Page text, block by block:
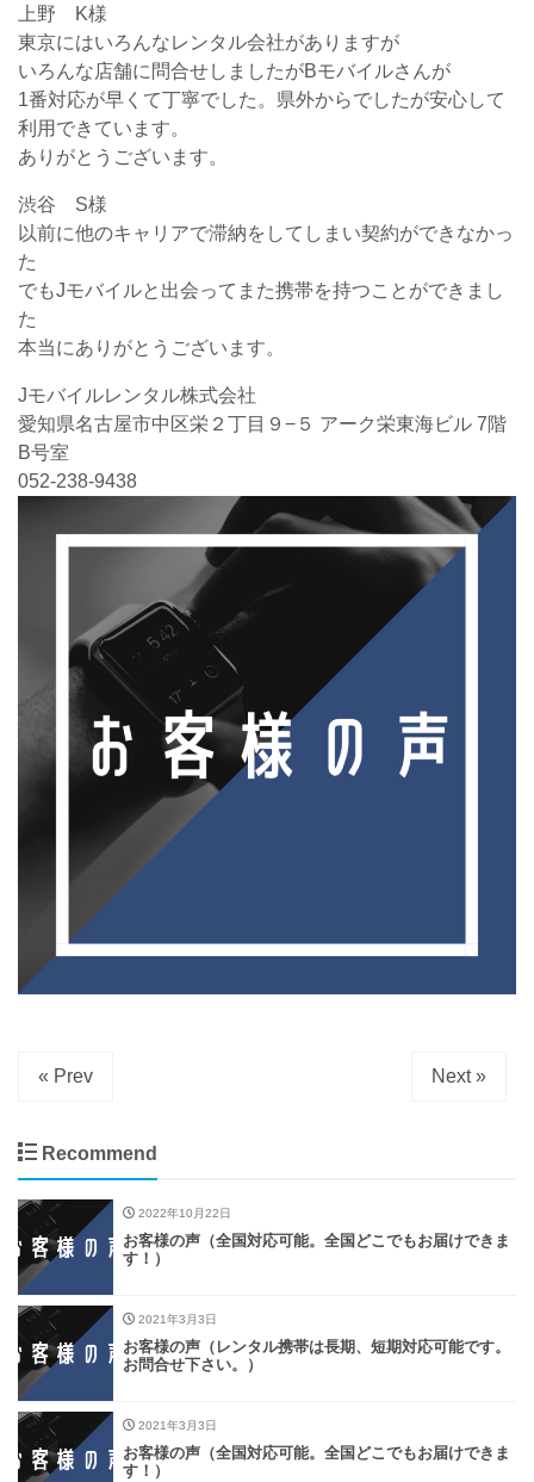
上野 K様
東京にはいろんなレンタル会社がありますが
いろんな店舗に問合せしましたがBモバイルさんが
1番対応が早くて丁寧でした。県外からでしたが安心して
利用できています。
ありがとうございます。
渋谷 S様
以前に他のキャリアで滞納をしてしまい契約ができなかっ
た
でもJモバイルと出会ってまた携帯を持つことができまし
た
本当にありがとうございます。
Jモバイルレンタル株式会社
愛知県名古屋市中区栄２丁目９−５ アーク栄東海ビル 7階
B号室
052-238-9438
« Prev Next »
Recommend
2022年10月22日
お客様の声（全国対応可能。全国どこでもお届けできま
す！）
2021年3月3日
お客様の声（レンタル携帯は長期、短期対応可能です。
お問合せ下さい。）
2021年3月3日
お客様の声（全国対応可能。全国どこでもお届けできま
す！）